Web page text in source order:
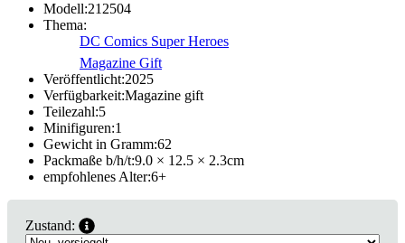
Modell:212504
Thema:
DC Comics Super Heroes
Magazine Gift
Veröffentlicht:2025
Verfügbarkeit:Magazine gift
Teilezahl:5
Minifiguren:1
Gewicht in Gramm:62
Packmaße b/h/t:9.0 × 12.5 × 2.3cm
empfohlenes Alter:6+
Zustand: